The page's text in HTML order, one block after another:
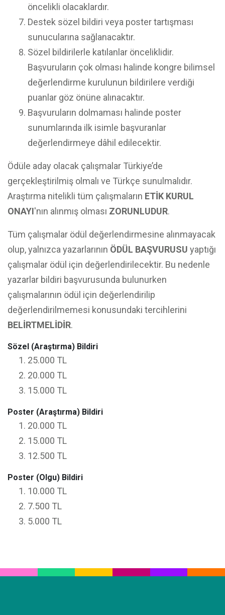
öncelikli olacaklardır.
Destek sözel bildiri veya poster tartışması
sunucularına sağlanacaktır.
Sözel bildirilerle katılanlar önceliklidir.
Başvuruların çok olması halinde kongre bilimsel
değerlendirme kurulunun bildirilere verdiği
puanlar göz önüne alınacaktır.
Başvuruların dolmaması halinde poster
sunumlarında ilk isimle başvuranlar
değerlendirmeye dâhil edilecektir.
Ödüle aday olacak çalışmalar Türkiye’de
gerçekleştirilmiş olmalı ve Türkçe sunulmalıdır.
Araştırma nitelikli tüm çalışmaların ETİK KURUL
ONAYI'nın alınmış olması ZORUNLUDUR.
Tüm çalışmalar ödül değerlendirmesine alınmayacak
olup, yalnızca yazarlarının ÖDÜL BAŞVURUSU yaptığı
çalışmalar ödül için değerlendirilecektir. Bu nedenle
yazarlar bildiri başvurusunda bulunurken
çalışmalarının ödül için değerlendirilip
değerlendirilmemesi konusundaki tercihlerini
BELİRTMELİDİR.
Sözel (Araştırma) Bildiri
25.000 TL
20.000 TL
15.000 TL
Poster (Araştırma) Bildiri
20.000 TL
15.000 TL
12.500 TL
Poster (Olgu) Bildiri
10.000 TL
7.500 TL
5.000 TL